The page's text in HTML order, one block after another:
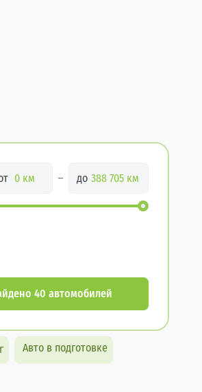
до
40 автомобилей
Авто в подготовке